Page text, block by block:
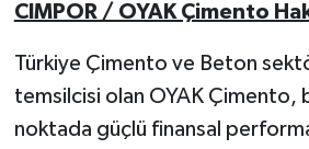
CIMPOR / OYAK Çimento
Türkiye Çimento ve Beton
temsilcisi olan OYAK Çimento,
noktada güçlü finansal